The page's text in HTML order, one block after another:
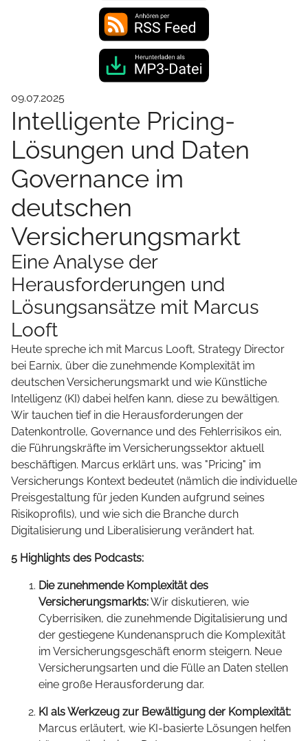
09.07.2025
Intelligente Pricing-
Lösungen und Daten
Governance im
deutschen
Versicherungsmarkt
Eine Analyse der
Herausforderungen und
Lösungsansätze mit Marcus
Looft
Heute spreche ich mit Marcus Looft, Strategy Director
bei Earnix, über die zunehmende Komplexität im
deutschen Versicherungsmarkt und wie Künstliche
Intelligenz (KI) dabei helfen kann, diese zu bewältigen.
Wir tauchen tief in die Herausforderungen der
Datenkontrolle, Governance und des Fehlerrisikos ein,
die Führungskräfte im Versicherungssektor aktuell
beschäftigen. Marcus erklärt uns, was "Pricing" im
Versicherungs Kontext bedeutet (nämlich die individuelle
Preisgestaltung für jeden Kunden aufgrund seines
Risikoprofils), und wie sich die Branche durch
Digitalisierung und Liberalisierung verändert hat.
5 Highlights des Podcasts:
Die zunehmende Komplexität des
Versicherungsmarkts:Wir diskutieren, wie
Cyberrisiken, die zunehmende Digitalisierung und
der gestiegene Kundenanspruch die Komplexität
im Versicherungsgeschäft enorm steigern. Neue
Versicherungsarten und die Fülle an Daten stellen
eine große Herausforderung dar.
KI als Werkzeug zur Bewältigung der Komplexität:
Marcus erläutert, wie KI-basierte Lösungen helfen